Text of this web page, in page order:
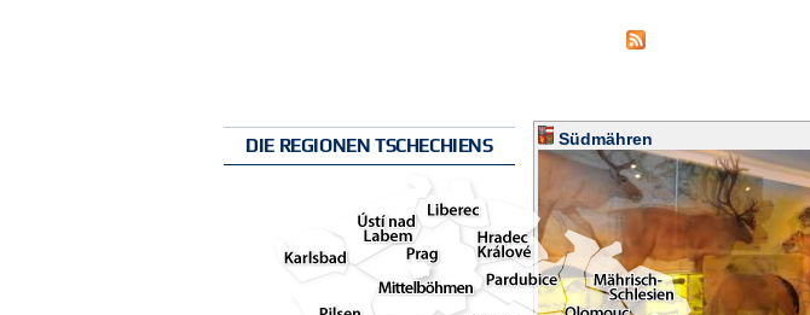
DIE REGIONEN TSCHECHIENS Südmähren